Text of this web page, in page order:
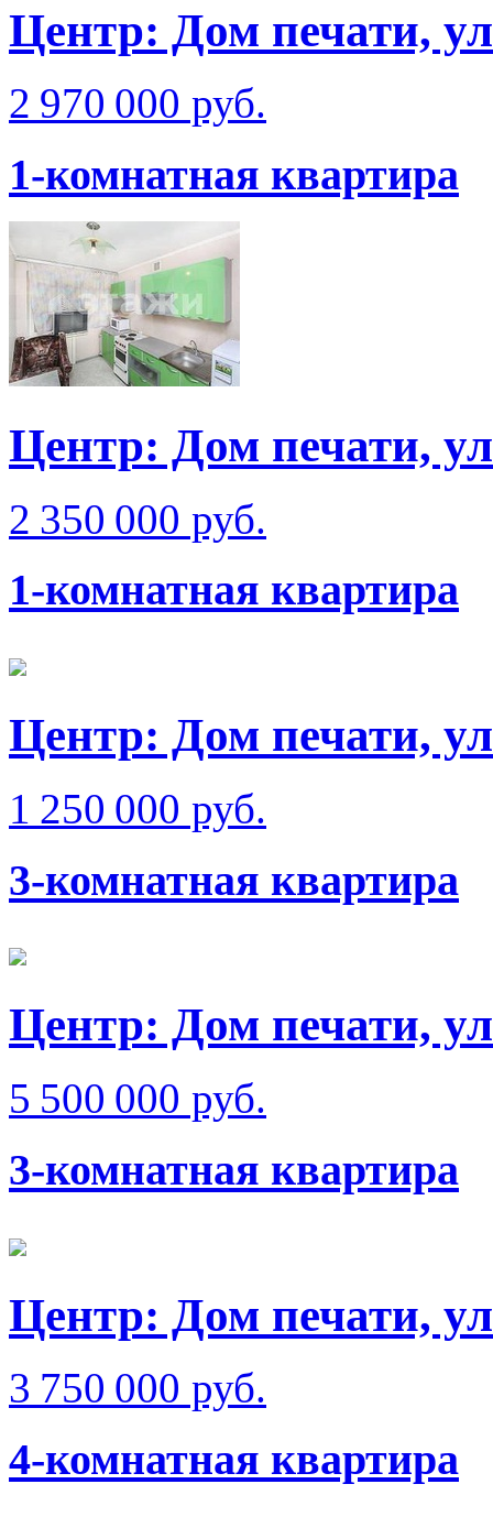
Центр: Дом печати,
2 970 000 руб.
1-комнатная квартира
Центр: Дом печати,
2 350 000 руб.
1-комнатная квартира
Центр: Дом печати,
1 250 000 руб.
3-комнатная квартира
Центр: Дом печати,
5 500 000 руб.
3-комнатная квартира
Центр: Дом печати,
3 750 000 руб.
4-комнатная квартира